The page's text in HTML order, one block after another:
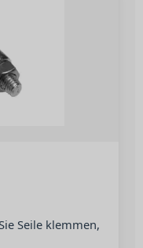
Seile klemmen,